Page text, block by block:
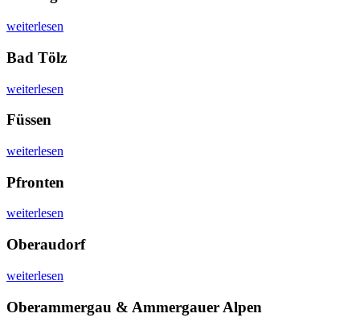
weiterlesen
Bad Tölz
weiterlesen
Füssen
weiterlesen
Pfronten
weiterlesen
Oberaudorf
weiterlesen
Oberammergau & Ammergauer Alpen